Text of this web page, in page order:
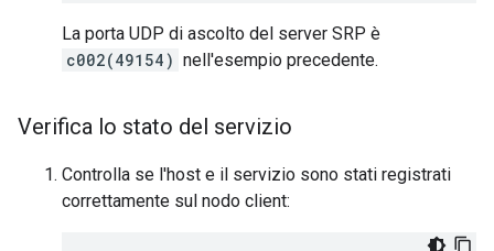
La porta UDP di ascolto del server SRP è
c002(49154) nell'esempio precedente.
Verifica lo stato del servizio
Controlla se l'host e il servizio sono stati registrati
correttamente sul nodo client: